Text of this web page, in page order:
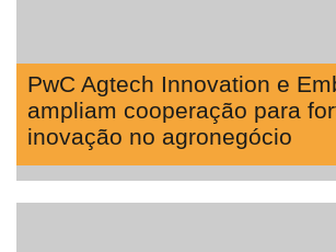
PwC Agtech Innovation e
ampliam cooperação para
inovação no agronegócio